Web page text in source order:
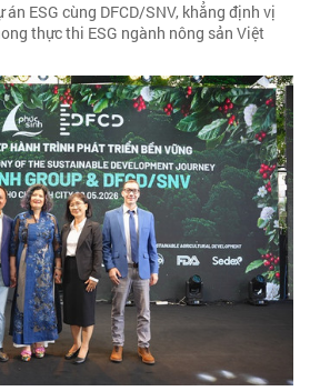
ESG cùng DFCD/SNV, khẳng định vị
thực thi ESG ngành nông sản Việt